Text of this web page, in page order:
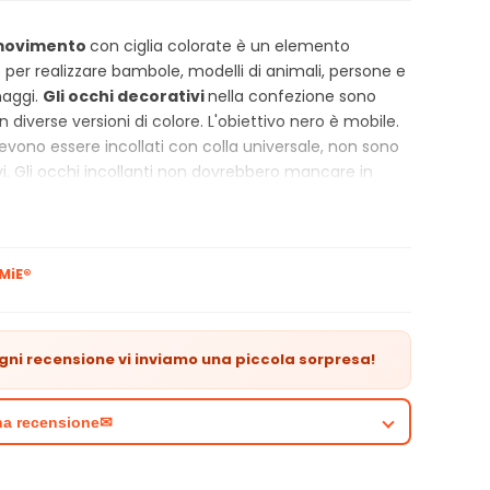
con ciglia colorate è un elemento
realizzare bambole, modelli di animali, persone e
Gli occhi decorativinella confezione sono
diverse versioni di colore. L'obiettivo nero è mobile.
essere incollati con colla universale, non sono
Gli occhi incollanti non dovrebbero mancare in
creativa. Saranno inoltre ampiamente
cartacee come scprabooking e cardmaking.
prendi l'oggetto originale sotto forma di occhi
DEL PRODOTTO
in movimento con le ciglia per realizzare bambole,
e animali
contiene 36 pezzi
colori e dimensioni
recensione vi inviamo una piccola sorpresa!
recensione✉